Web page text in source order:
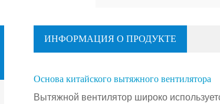
ИНФОРМАЦИЯ О ПРОДУКТЕ
Основа китайского вытяжного вентилятора
Вытяжной вентилятор широко